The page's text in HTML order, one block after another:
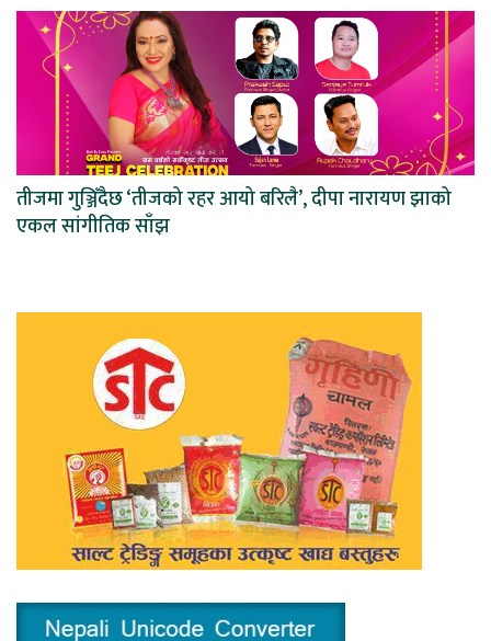
तीजमा गुञ्जिँदैछ ‘तीजको रहर आयो बरिलै’, दीपा नारायण झाको
एकल सांगीतिक साँझ